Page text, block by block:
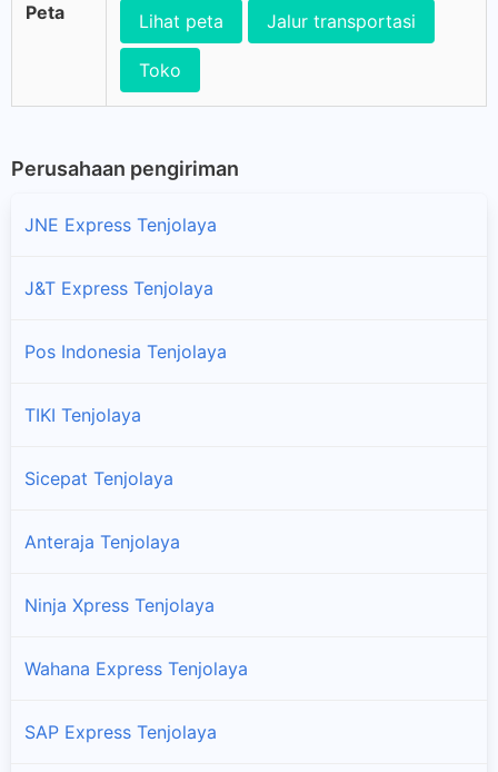
Peta Lihat peta Jalur transportasi
Toko
Perusahaan pengiriman
JNE Express Tenjolaya
J&T Express Tenjolaya
Pos Indonesia Tenjolaya
TIKI Tenjolaya
Sicepat Tenjolaya
Anteraja Tenjolaya
Ninja Xpress Tenjolaya
Wahana Express Tenjolaya
SAP Express Tenjolaya